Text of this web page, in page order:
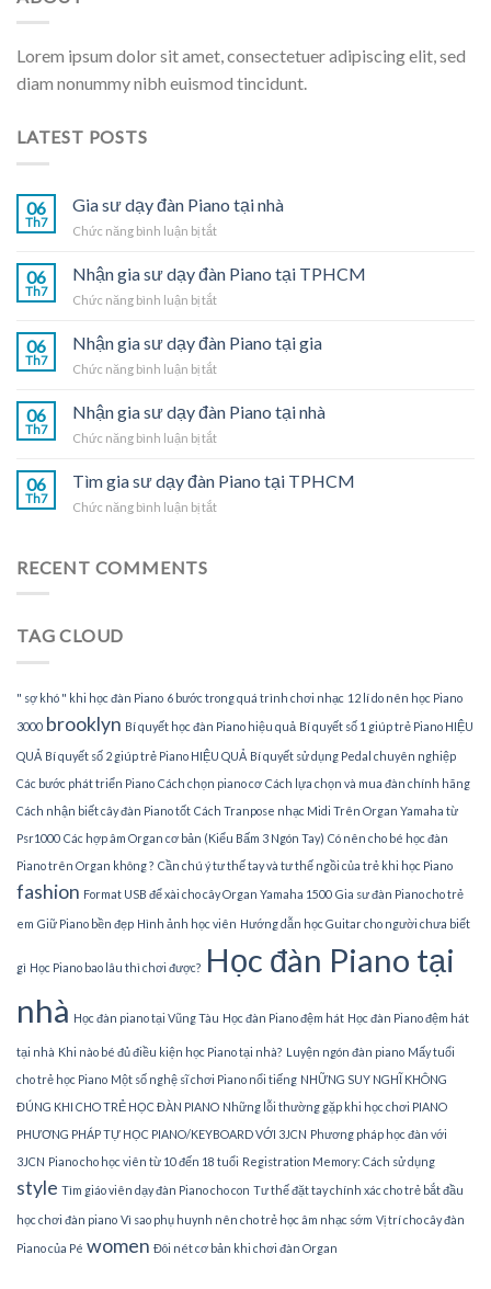
Lorem ipsum dolor sit amet, consectetuer adipiscing elit, sed
diam nonummy nibh euismod tincidunt.
LATEST POSTS
06
Th7
Gia sư dạy đàn Piano tại nhà
Chức năng bình luận bị tắtở
dạy
đàn
tại
06
Th7
Nhận gia sư dạy đàn Piano tại TPHCM
Chức năng bình luận bị tắtở
gia
sư
dạy
Piano
TPHCM
06
Th7
Nhận gia sư dạy đàn Piano tại gia
Chức năng bình luận bị tắtở
gia
sư
dạy
Piano
gia
06
Th7
Nhận gia sư dạy đàn Piano tại nhà
Chức năng bình luận bị tắtở
gia
sư
dạy
06
Th7
Tìm gia sư dạy đàn Piano tại TPHCM
Chức năng bình luận bị tắtở
RECENT COMMENTS
TAG CLOUD
" sợ khó " khi học đàn Piano 6 bước trong quá trình chơi nhạc 12 lí do nên học Piano
3000 brooklyn Bí quyết học đàn Piano hiệu quả Bí quyết số 1 giúp trẻ Piano HIỆU
QUẢ Bí quyết số 2 giúp trẻ Piano HIỆU QUẢ Bí quyết sử dụng Pedal chuyên nghiệp
Các bước phát triển Piano Cách chọn piano cơ Cách lựa chọn và mua đàn chính hãng
Cách nhận biết cây đàn Piano tốt Cách Tranpose nhạc Midi Trên Organ Yamaha từ
Psr1000 Các hợp âm Organ cơ bản (Kiểu Bấm 3 Ngón Tay) Có nên cho bé học đàn
Piano trên Organ không ? Cần chú ý tư thế tay và tư thế ngồi của trẻ khi học Piano
fashion Format USB để xài cho cây Organ Yamaha 1500 Gia sư đàn Piano cho trẻ
em Giữ Piano bền đẹp Hình ảnh học viên Hướng dẫn học Guitar cho người chưa biết
gì Học Piano bao lâu thì chơi được? Học đàn Piano tại
nhà Học đàn piano tại Vũng Tàu Học đàn Piano đệm hát Học đàn Piano đệm hát
tại nhà Khi nào bé đủ điều kiện học Piano tại nhà? Luyện ngón đàn piano Mấy tuổi
cho trẻ học Piano Một số nghệ sĩ chơi Piano nổi tiếng NHỮNG SUY NGHĨ KHÔNG
ĐÚNG KHI CHO TRẺ HỌC ĐÀN PIANO Những lỗi thường gặp khi học chơi PIANO
PHƯƠNG PHÁP TỰ HỌC PIANO/KEYBOARD VỚI 3JCN Phương pháp học đàn với
3JCN Piano cho học viên từ 10 đến 18 tuổi Registration Memory: Cách sử dụng
style Tìm giáo viên dạy đàn Piano cho con Tư thế đặt tay chính xác cho trẻ bắt đầu
học chơi đàn piano Vì sao phụ huynh nên cho trẻ học âm nhạc sớm Vị trí cho cây đàn
Piano của Pé women Đôi nét cơ bản khi chơi đàn Organ